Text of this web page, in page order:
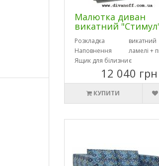
Малютка диван
викатний
Розкладка
викатний
Наповнення
ламелі +
Ящик для білизниє
12 040 грн
КУПИТИ